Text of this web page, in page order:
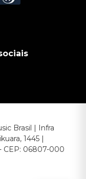
Brasil | Infra
1445 |
CEP: 06807-000